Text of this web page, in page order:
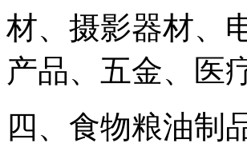
材、摄影器材、
产品、五金、医
四、食物粮油制